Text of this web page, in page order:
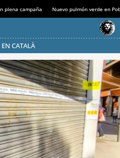
plena campaña Nuevo pulmón verde en
CATALÀ
AHORRO